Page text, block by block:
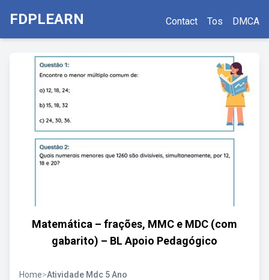
FDPLEARN Contact Tos DMCA
Matemática – frações, MMC e MDC (com
gabarito) – BL Apoio Pedagógico
Home>Atividade Mdc 5 Ano